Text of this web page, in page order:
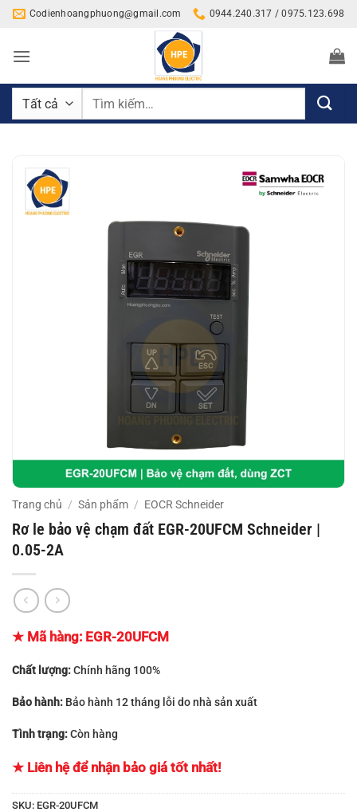
Bỏ
nội
Codienhoangphuong@gmail.com 0944.240.317 / 0975.123.698
Tìm
Trang chủ / Sản phẩm / EOCR Schneider
Rơ le bảo vệ chạm đất EGR-20UFCM Schneider |
0.05-2A
★ Mã hàng: EGR-20UFCM
Chất lượng:Chính hãng 100%
Bảo hành: Bảo hành 12 tháng lỗi do nhà sản xuất
Tình trạng:Còn hàng
★ Liên hệ để nhận bảo giá tốt nhất!
SKU: EGR-20UFCM